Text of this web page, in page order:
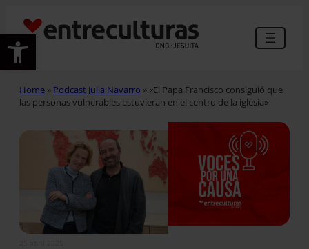
Abrir barra de herramientas
Home » Podcast Julia Navarro » «El Papa Francisco consiguió que
las personas vulnerables estuvieran en el centro de la iglesia»